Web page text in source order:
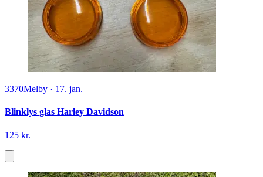
3370Melby · 17. jan.
Blinklys glas Harley Davidson
125 kr.